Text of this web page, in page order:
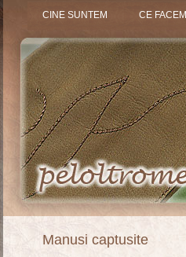
CINE SUNTEM CE FACEM
Manusi captusite